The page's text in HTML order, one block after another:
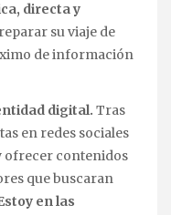
directa y
su viaje de
de información
digital. Tras
en redes sociales
ofrecer contenidos
que buscaran
en las